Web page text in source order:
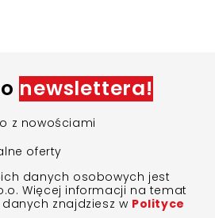
newslettera!
z nowościami
oferty
danych osobowych jest
Więcej informacji na temat
znajdziesz w Polityce